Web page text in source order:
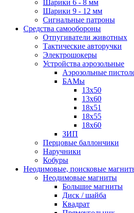
Шарики 6 - 8 мм
Шарики 9 - 12 мм
Сигнальные патроны
Средства самообороны
Отпугиватели животных
Тактические авторучки
Электрошокеры
Устройства аэрозольные
Аэрозольные
БАМы
13х50
13х60
18х51
18х55
18х60
ЗИП
Перцовые баллончики
Наручники
Кобуры
Неодимовые, поисковые
Неодимовые магниты
Большие магниты
Диск / шайба
Квадрат